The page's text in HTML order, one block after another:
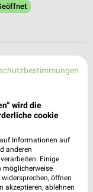
wird die
cookie
Informationen auf
anderen
Einige
möglicherweise
öffnen
akzeptieren, ablehnen